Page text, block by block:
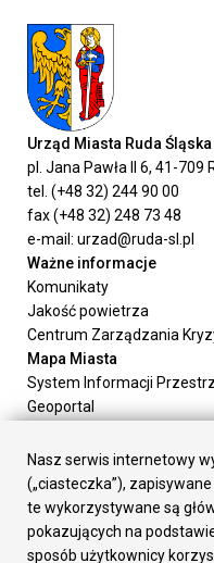
Urząd Miasta Ruda Śląska
pl. Jana Pawła II 6, 41-709
tel. (+48 32) 244 90 00
fax (+48 32) 248 73 48
e-mail: urzad@ruda-sl.pl
Ważne informacje
Komunikaty
Jakość powietrza
Centrum Zarządzania
Mapa Miasta
System Informacji
Geoportal
Załatw sprawę
Prezydent Miasta
Rada Miasta
Wydziały
Elektroniczna Skrzynka
Nasz serwis internetowy
(„ciasteczka”),
te wykorzystywane są
pokazujących na
sposób użytkownicy